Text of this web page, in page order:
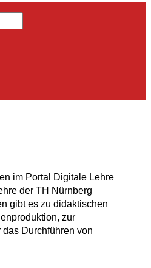
im Portal Digitale Lehre
der TH Nürnberg
gibt es zu didaktischen
zur
Durchführen von